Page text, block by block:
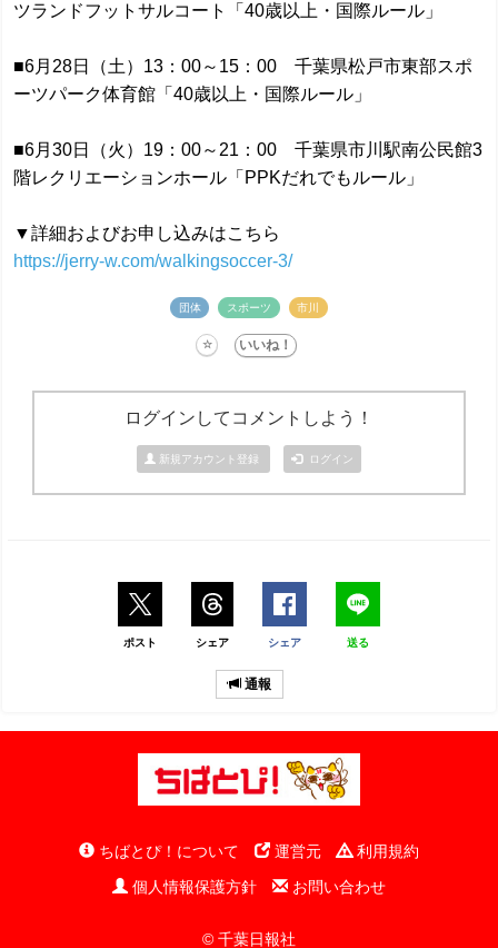
ツランドフットサルコート「40歳以上・国際ルール」
■6月28日（土）13：00～15：00 千葉県松戸市東部スポ
ーツパーク体育館「40歳以上・国際ルール」
■6月30日（火）19：00～21：00 千葉県市川駅南公民館3
階レクリエーションホール「PPKだれでもルール」
▼詳細およびお申し込みはこちら
https://jerry-w.com/walkingsoccer-3/
団体 スポーツ 市川
ログインしてコメントしよう！
新規アカウント登録 ログイン
ポスト シェア シェア 送る
通報
ちばとぴ！について 運営元
利用規約
個人情報保護方針
お問い合わせ
© 千葉日報社